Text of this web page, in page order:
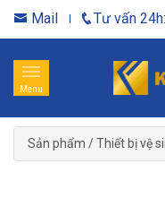
Mail Tư vấn
Menu
Sản phẩm /Thiết bị vệ